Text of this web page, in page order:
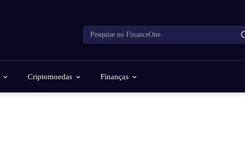
Pesquise no FinanceOne
Criptomoedas Finanças